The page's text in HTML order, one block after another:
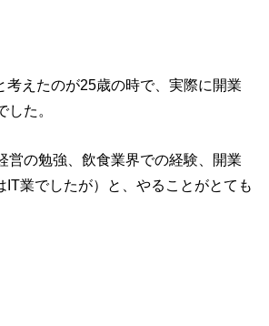
考えたのが25歳の時で、実際に開業
した。
営の勉強、飲食業界での経験、開業
IT業でしたが）と、やることがとても